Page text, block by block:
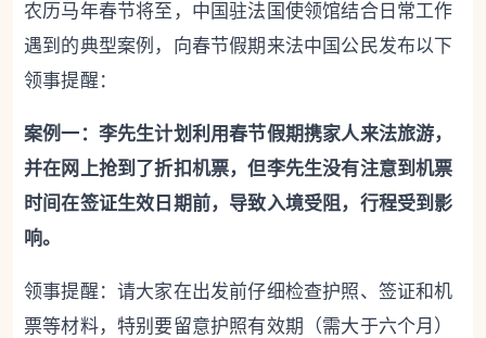
农历马年春节将至，中国驻法国使领馆结合日常工作
遇到的典型案例，向春节假期来法中国公民发布以下
领事提醒：
案例一：李先生计划利用春节假期携家人来法旅游，
并在网上抢到了折扣机票，但李先生没有注意到机票
时间在签证生效日期前，导致入境受阻，行程受到影
响。
领事提醒：请大家在出发前仔细检查护照、签证和机
票等材料，特别要留意护照有效期（需大于六个月）